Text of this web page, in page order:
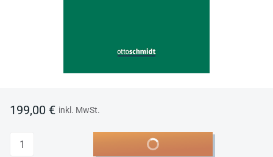
199,00 € inkl. MwSt.
Anzahl In den Warenkorb